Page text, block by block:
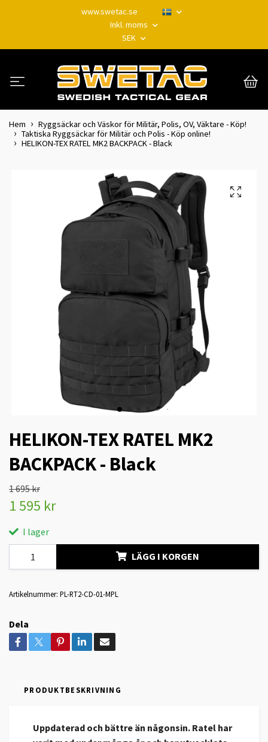
www.swetac.se
Inkl. moms
SEK
Hem
Ryggsäckar och Väskor för Militär, Polis, OV, Väktare - Köp!
Taktiska Ryggsäckar för Militär och Polis - Köp online!
HELIKON-TEX RATEL MK2 BACKPACK - Black
HELIKON-TEX RATEL MK2
BACKPACK - Black
1 695 kr
1 595 kr
I lager
LÄGG I KORGEN
Artikelnummer: PL-RT2-CD-01-MPL
Dela
PRODUKTBESKRIVNING
Uppdaterad och bättre än någonsin. Ratel har